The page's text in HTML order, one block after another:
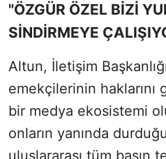
"ÖZGÜR ÖZEL BİZİ
SİNDİRMEYE
Altun, İletişim
emekçilerinin
bir medya ekosistemi
onların yanında